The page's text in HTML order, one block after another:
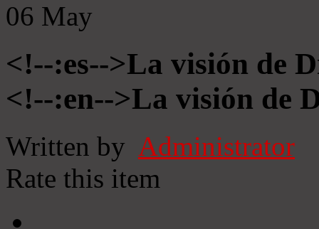
06 May
<!--:es-->La visión de
<!--:en-->La visión de
Written by Administrator
Rate this item